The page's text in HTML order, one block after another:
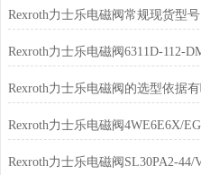
Rexroth力士乐电磁阀常规现货型号